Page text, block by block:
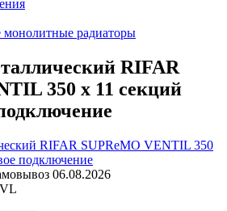
монолитные радиаторы
RIFAR
350 х 11 секций
06.08.2026